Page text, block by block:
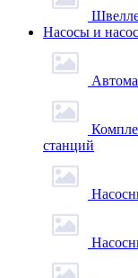
Насосы и
станций